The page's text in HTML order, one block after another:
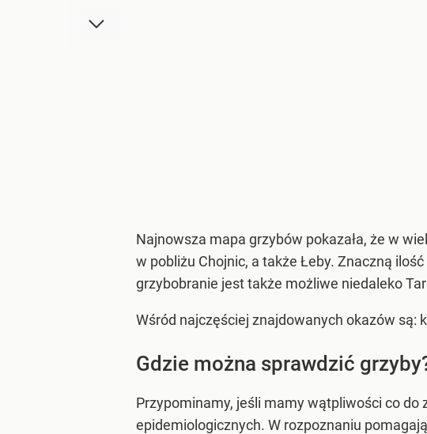
Najnowsza mapa grzybów pokazała, że w
w pobliżu Chojnic, a także Łeby. Znaczną
grzybobranie jest także możliwe niedaleko
Wśród najczęściej znajdowanych okazów są:
Gdzie można sprawdzić
Przypominamy, jeśli mamy wątpliwości co
epidemiologicznych. W rozpoznaniu